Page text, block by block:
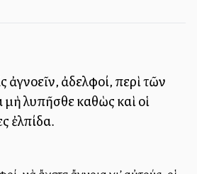
ἀγνοεῖν, ἀδελφοί, περὶ τῶν
λυπῆσθε καθὼς καὶ οἱ
ἐλπίδα.